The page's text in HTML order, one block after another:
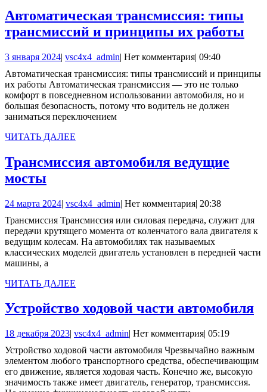
Автоматическая трансмиссия: типы
трансмиссий и принципы их работы
3 января 20243
2024
| vsc4x4_adminvsc4x4_admin
| Нет комментария| 09:40
Автоматическая трансмиссия: типы трансмиссий и принципы
их работы Автоматическая трансмиссия — это не только
комфорт в повседневном использовании автомобиля, но и
большая безопасность, потому что водитель не должен
заниматься переключением
ЧИТАТЬ ДАЛЕЕ
Трансмиссия автомобиля ведущие
мосты
ведущие
мосты
24 марта 202424
2024
| vsc4x4_adminvsc4x4_admin
| Нет комментария| 20:38
Трансмиссия Трансмиссия или силовая передача, служит для
передачи крутящего момента от коленчатого вала двигателя к
ведущим колесам. На автомобилях так называемых
классических моделей двигатель установлен в передней части
машины, а
ЧИТАТЬ ДАЛЕЕ
Устройство ходовой части автомобиля
18 декабря 202318
2023
| vsc4x4_adminvsc4x4_admin
| Нет комментария| 05:19
Устройство ходовой части автомобиля Чрезвычайно важным
элементом любого транспортного средства, обеспечивающим
его движение, является ходовая часть. Конечно же, высокую
значимость также имеет двигатель, генератор, трансмиссия.